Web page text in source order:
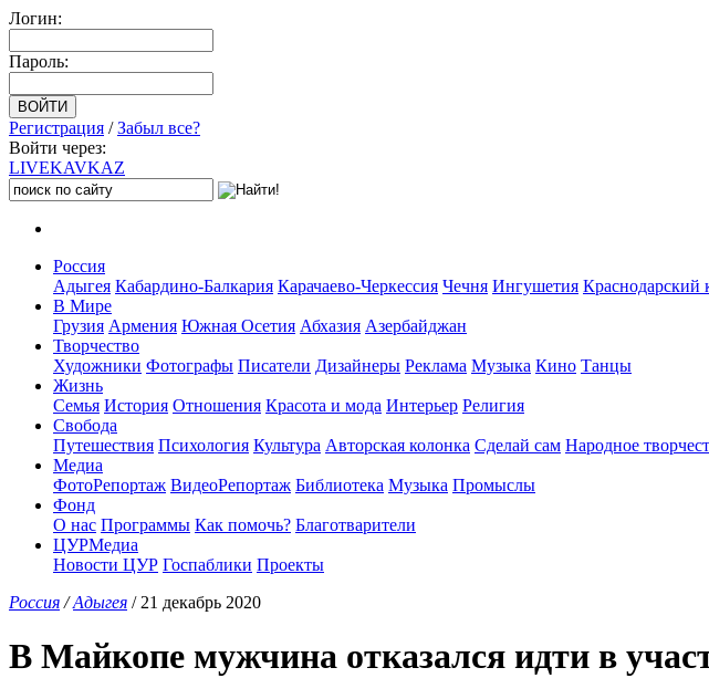
Логин:
Пароль:
Регистрация /Забыл все?
Войти через:
LIVEKAVKAZ
Россия
Адыгея Кабардино-Балкария Карачаево-Черкессия Чечня Ингушетия Краснодарский
В Мире
Грузия Армения Южная Осетия Абхазия Азербайджан
Творчество
Художники Фотографы Писатели Дизайнеры Реклама Музыка Кино Танцы
Жизнь
Семья История Отношения Красота и мода Интерьер Религия
Свобода
Путешествия Психология Культура Авторская колонка Сделай сам Народное
Медиа
ФотоРепортаж ВидеоРепортаж Библиотека Музыка Промыслы
Фонд
О нас Программы Как помочь? Благотварители
ЦУРМедиа
Новости ЦУР Госпаблики Проекты
Россия /Адыгея / 21 декабрь 2020
В Майкопе мужчина отказался идти в